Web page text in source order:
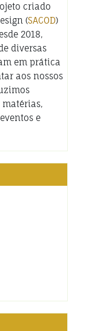
criado
(SACOD)
2018,
diversas
em prática
aos nossos
e